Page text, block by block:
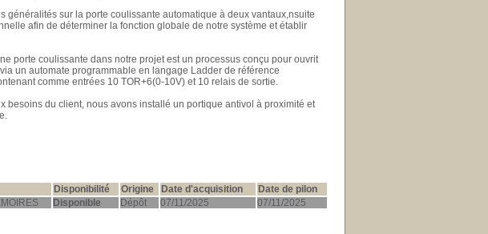
généralités sur la porte coulissante automatique à deux vantaux,nsuite
afin de déterminer la fonction globale de notre système et établir
porte coulissante dans notre projet est un processus conçu pour ouvrit
un automate programmable en langage Ladder de référence
comme entrées 10 TOR+6(0-10V) et 10 relais de sortie.
besoins du client, nous avons installé un portique antivol à proximité et
Disponibilité Origine Date d'acquisition
Date de pilon
Disponible Dépôt 07/11/2025 07/11/2025